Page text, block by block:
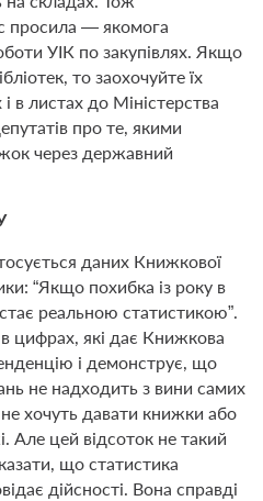
просила — якомога
УІК по закупівлях. Якщо
то заохочуйте їх
в листах до Міністерства
про те, якими
через державний
даних Книжкової
“Якщо похибка із року в
реальною статистикою”.
цифрах, які дає Книжкова
і демонструє, що
не надходить з вини самих
хочуть давати книжки або
Але цей відсоток не такий
що статистика
дійсності. Вона справді